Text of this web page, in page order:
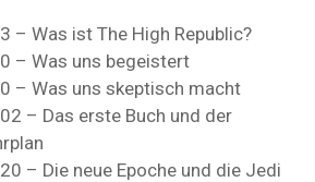
– Was ist The High Republic?
– Was uns begeistert
– Was uns skeptisch macht
– Das erste Buch und der
– Die neue Epoche und die Jedi